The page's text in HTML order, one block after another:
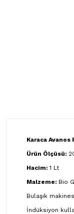
Karaca
Ürün Ölçüsü:
Hacim:1 Lt
Malzeme: Bio
Bulaşık
İndüksiyon